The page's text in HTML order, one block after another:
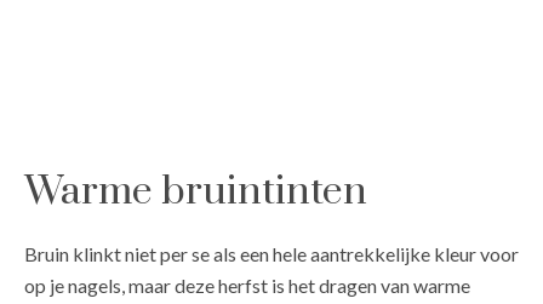
Warme bruintinten
Bruin klinkt niet per se als een hele aantrekkelijke kleur voor
op je nagels, maar deze herfst is het dragen van warme